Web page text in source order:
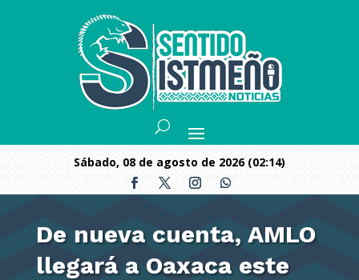
sábado, 08 de agosto de 2026 (02:14)
De nueva cuenta, AMLO
llegará a Oaxaca este